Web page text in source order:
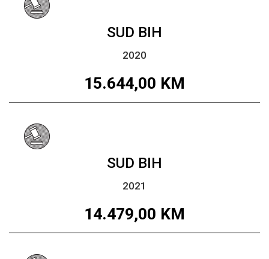
SUD BIH
2020
15.644,00 KM
SUD BIH
2021
14.479,00 KM